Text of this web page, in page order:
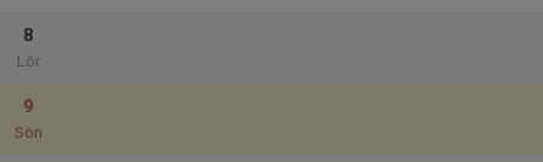
8
Lör
9
Sön